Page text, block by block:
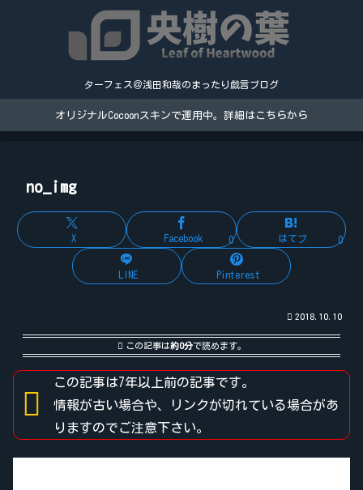
ターフェス＠浅田和哉のまったり戯言ブログ
オリジナルCocoonスキンで運用中。詳細はこちらから
no_img
X Facebook 0 はてブ 0
LINE Pinterest
2018.10.10
この記事は約0分で読めます。
この記事は7年以上前の記事です。
情報が古い場合や、リンクが切れている場合があ
りますのでご注意下さい。